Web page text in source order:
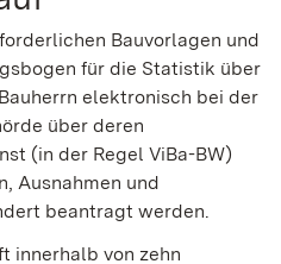
Bauvorlagen und
für die Statistik über
elektronisch bei der
über deren
(in der Regel ViBa-BW)
Ausnahmen und
beantragt werden.
innerhalb von zehn